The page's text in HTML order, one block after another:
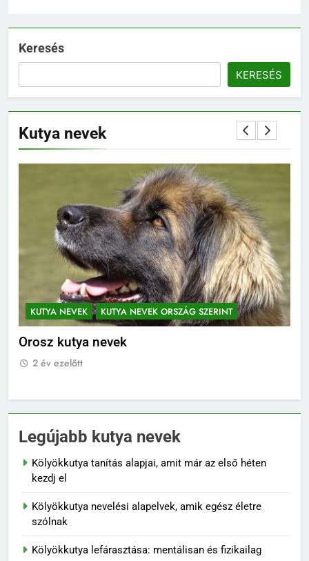
Keresés
KERESÉS
Kutya nevek
KUTYA NEVEK KUTYA NEVEK ORSZÁG SZERINT
Orosz kutya nevek
2 év ezelőtt
Legújabb kutya nevek
Kölyökkutya tanítás alapjai, amit már az első héten
kezdj el
Kölyökkutya nevelési alapelvek, amik egész életre
szólnak
Kölyökkutya lefárasztása: mentálisan és fizikailag